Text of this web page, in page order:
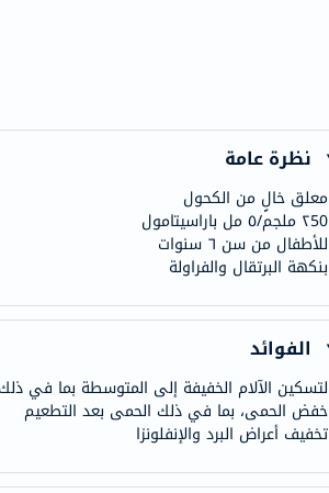
نظرة عامة
معلق خالٍ من الكحول
٢50 ملجم/٥ مل باراسيتامول
للأطفال من سن ٦ سنوات
بنكهة البرتقال والفراولة
الفوائد
لتسكين الآلام الخفيفة إلى المتوسطة بما في
خفض الحمى، بما في ذلك الحمى بعد التطعيم
تخفيف أعراض البرد والإنفلونزا